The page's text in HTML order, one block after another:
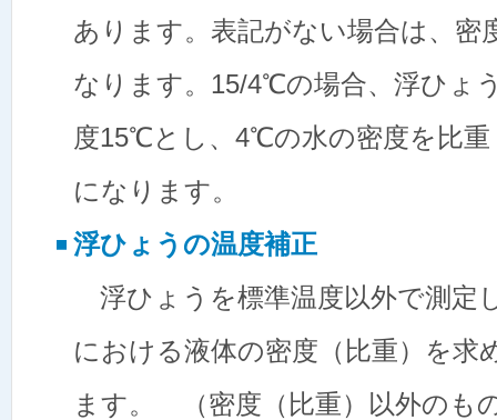
あります。表記がない場合は、
なります。15/4℃の場合、浮ひょ
度15℃とし、4℃の水の密度を比
になります。
浮ひょうの温度補正
浮ひょうを標準温度以外で測定
における液体の密度（比重）を求
ます。 （密度（比重）以外のも